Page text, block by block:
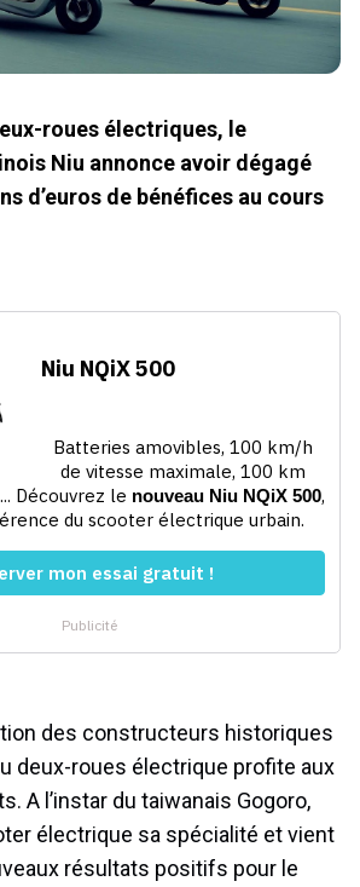
roues électriques, le
Niu annonce avoir dégagé
d’euros de bénéfices au cours
des constructeurs historiques
deux-roues électrique profite aux
A l’instar du taiwanais Gogoro,
électrique sa spécialité et vient
résultats positifs pour le